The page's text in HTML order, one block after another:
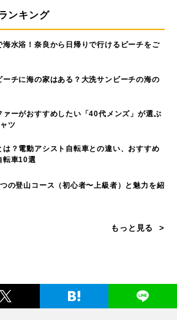
ンキング
海水浴！奈良から日帰りで行けるビーチをご
ーチに海の家はある？大洗サンビーチの海の
ァーがおすすめしたい「40代メンズ」が選ぶ
ツ
は？電動アシスト自転車との違い、おすすめ
転車10選
の登山コース（初心者〜上級者）と魅力を紹
もっと見る